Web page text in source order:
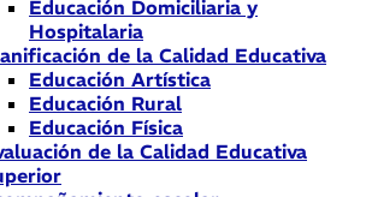
Educación Domiciliaria y
Hospitalaria
de la Calidad Educativa
Educación Artística
Educación Rural
Educación Física
de la Calidad Educativa